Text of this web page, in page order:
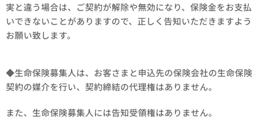
実と違う場合は、ご契約が解除や無効になり、保険金をお支払
いできないことがありますので、正しく告知いただきますよう
お願い致します。
◆生命保険募集人は、お客さまと申込先の保険会社の生命保険
契約の媒介を行い、契約締結の代理権はありません。
また、生命保険募集人には告知受領権はありません。